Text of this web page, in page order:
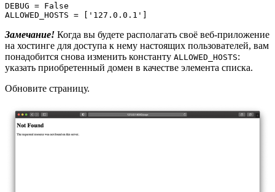
DEBUG = False
ALLOWED_HOSTS = ['127.0.0.1']
Замечание! Когда вы будете располагать своё веб-приложение
на хостинге для доступа к нему настоящих пользователей, вам
понадобится снова изменить константу ALLOWED_HOSTS:
указать приобретенный домен в качестве элемента списка.
Обновите страницу.